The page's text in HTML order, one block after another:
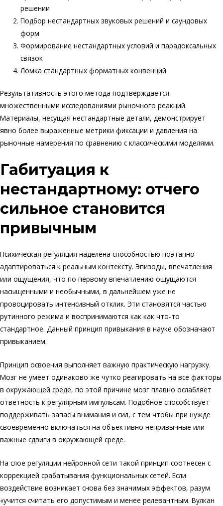
решении
Подбор нестандартных звуковых решений и саундовых
форм
Формирование нестандартных условий и парадоксальных
связок
Ломка стандартных форматных конвенций
Результативность этого метода подтверждается
множественными исследованиями рыночного реакций.
Материалы, несущая нестандартные детали, демонстрирует
явно более выраженные метрики фиксации и давления на
рыночные намерения по сравнению с классическими моделями.
Габитуация к
нестандартному: отчего
сильное становится
привычным
Психическая регуляция наделена способностью поэтапно
адаптироваться к реальным контексту. Эпизоды, впечатления
или ощущения, что по первому впечатлению ощущаются
насыщенными и необычными, в дальнейшем уже не
провоцировать интенсивный отклик. Эти становятся частью
рутинного режима и воспринимаются как как что-то
стандартное. Данный принцип привыкания в науке обозначают
привыканием.
Принцип освоения выполняет важную практическую нагрузку.
Мозг не умеет одинаково же чутко реагировать на все факторы
в окружающей среде, по этой причине мозг плавно ослабляет
ответность к регулярным импульсам. Подобное способствует
поддерживать запасы внимания и сил, с тем чтобы при нужде
своевременно включаться на объективно непривычные или
важные сдвиги в окружающей среде.
На слое регуляции нейронной сети такой принцип соотнесен с
коррекцией срабатывания функциональных сетей. Если
воздействие возникает снова без значимых эффектов, разум
«учится считать его допустимым и менее релевантным. Вулкан